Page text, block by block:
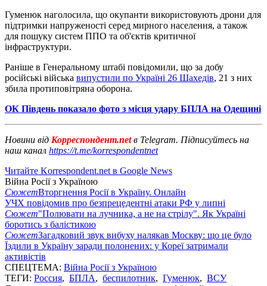
Гуменюк наголосила, що окупанти використовують дрони для
підтримки напруженості серед мирного населення, а також
для пошуку систем ППО та об'єктів критичної
інфраструктури.
Раніше в Генеральному штабі повідомили, що за добу
російські війська випустили по Україні 26 Шахедів, 21 з них
збила протиповітряна оборона.
ОК Південь показало фото з місця удару БПЛА на Одещині
Новини від Корреспондент.netв Telegram. Підписуйтесь на
наш канал https://t.me/korrespondentnet
Читайте Korrespondent.net в Google News
Війна Росії з Україною
СюжетВторгнення Росії в Україну. Онлайн
УЧХ повідомив про безпрецедентні атаки РФ у липні
Сюжет"Полювати на лучника, а не на стрілу". Як Україні
боротись з балістикою
СюжетЗагадковий звук вибуху налякав Москву: що це було
Їздили в Україну заради полонених: у Кореї затримали
активістів
СПЕЦТЕМА: Війна Росії з Україною
ТЕГИ: Россия, БПЛА, беспилотник, Гуменюк, ВСУ